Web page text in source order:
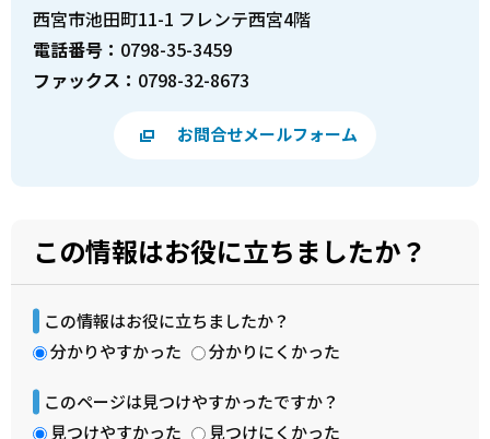
西宮市池田町11-1 フレンテ西宮4階
電話番号： 0798-35-3459
ファックス： 0798-32-8673
お問合せメールフォーム
この情報はお役に立ちましたか？
この情報はお役に立ちましたか？
分かりやすかった
分かりにくかった
このページは見つけやすかったですか？
見つけやすかった
見つけにくかった